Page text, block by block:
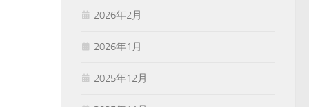
2026年2月
2026年1月
2025年12月